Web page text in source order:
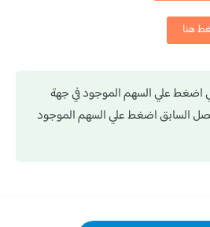
هنا
اضغط علي السهم الموجود في جهة
السابق اضغط علي السهم الموجود